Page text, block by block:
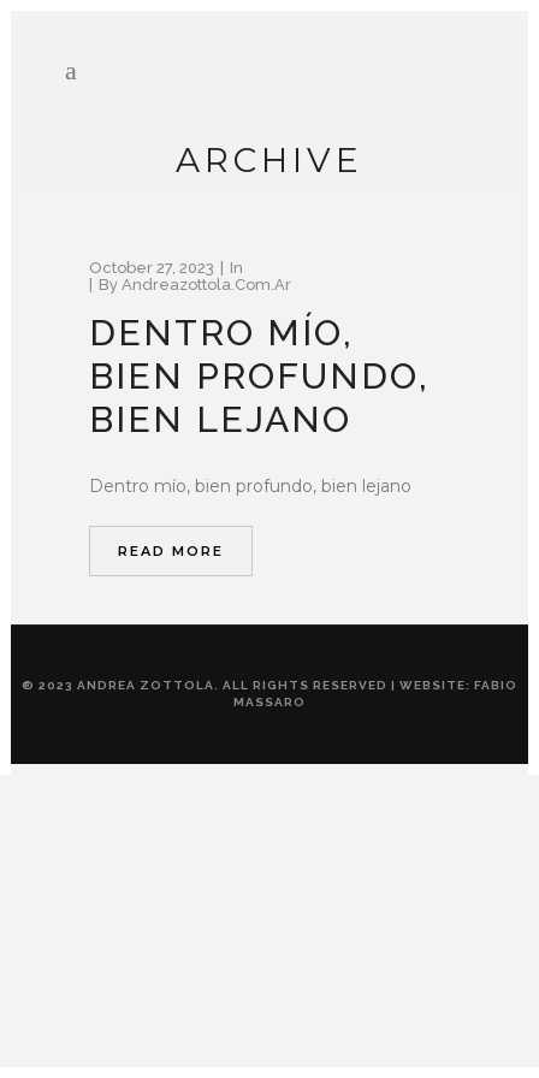
ARCHIVE
October 27, 2023
In
By Andreazottola.com.ar
DENTRO MÍO,
BIEN PROFUNDO,
BIEN LEJANO
Dentro mío, bien profundo, bien lejano
READ MORE
® 2023 ANDREA ZOTTOLA. ALL RIGHTS RESERVED | WEBSITE: FABIO
MASSARO